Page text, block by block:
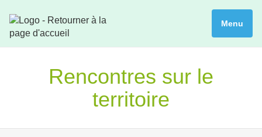
Menu
Rencontres sur le
territoire